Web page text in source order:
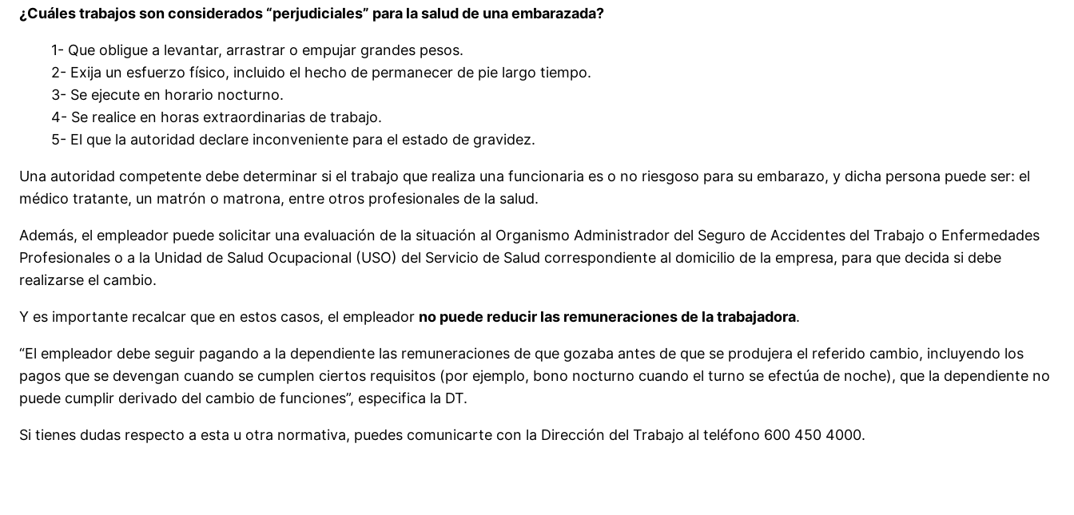
¿Cuáles trabajos son considerados “perjudiciales” para la salud de una embarazada?
1- Que obligue a levantar, arrastrar o empujar grandes pesos.
2- Exija un esfuerzo físico, incluido el hecho de permanecer de pie largo tiempo.
3- Se ejecute en horario nocturno.
4- Se realice en horas extraordinarias de trabajo.
5- El que la autoridad declare inconveniente para el estado de gravidez.
Una autoridad competente debe determinar si el trabajo que realiza una funcionaria es o no riesgoso para su embarazo, y dicha persona puede ser: el
médico tratante, un matrón o matrona, entre otros profesionales de la salud.
Además, el empleador puede solicitar una evaluación de la situación al Organismo Administrador del Seguro de Accidentes del Trabajo o Enfermedades
Profesionales o a la Unidad de Salud Ocupacional (USO) del Servicio de Salud correspondiente al domicilio de la empresa, para que decida si debe
realizarse el cambio.
Y es importante recalcar que en estos casos, el empleador no puede reducir las remuneraciones de la trabajadora.
“El empleador debe seguir pagando a la dependiente las remuneraciones de que gozaba antes de que se produjera el referido cambio, incluyendo los
pagos que se devengan cuando se cumplen ciertos requisitos (por ejemplo, bono nocturno cuando el turno se efectúa de noche), que la dependiente no
puede cumplir derivado del cambio de funciones”, especifica la DT.
Si tienes dudas respecto a esta u otra normativa, puedes comunicarte con la Dirección del Trabajo al teléfono 600 450 4000.